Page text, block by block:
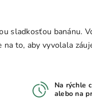
sladkosťou banánu.
to, aby vyvolala
Na rýchle
alebo na